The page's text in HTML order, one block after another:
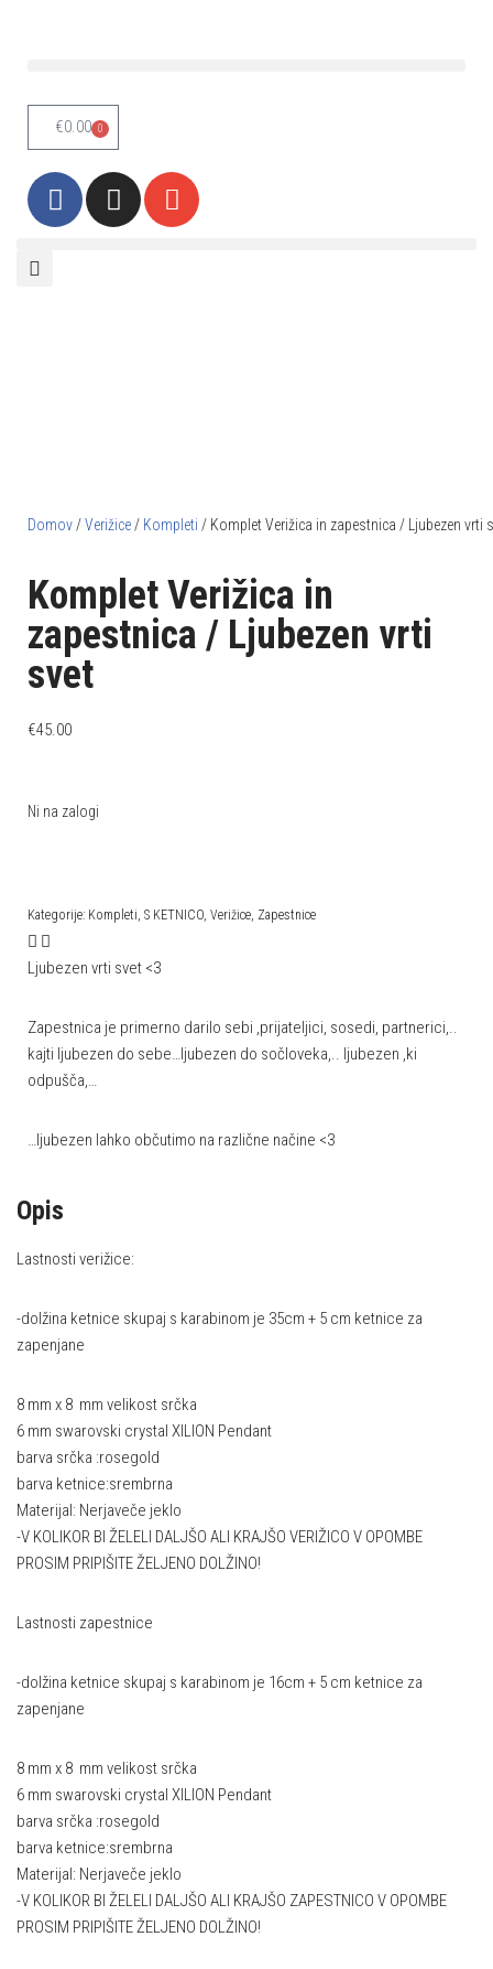
vsebino
€0.00 0
Domov /Verižice / Kompleti / Komplet Verižica in zapestnica / Ljubezen vrti
Komplet Verižica in
zapestnica / Ljubezen vrti
svet
€45.00
Ni na zalogi
Kategorije: Kompleti, S KETNICO, Verižice, Zapestnice
Ljubezen vrti svet <3
Zapestnica je primerno darilo sebi ,prijateljici, sosedi, partnerici,..
kajti ljubezen do sebe…ljubezen do sočloveka,.. ljubezen ,ki
odpušča,…
…ljubezen lahko občutimo na različne načine <3
Opis
Lastnosti verižice:
-dolžina ketnice skupaj s karabinom je 35cm + 5 cm ketnice za
zapenjane
8 mm x 8 mm velikost srčka
6 mm swarovski crystal XILION Pendant
barva srčka :rosegold
barva ketnice:srembrna
Materijal: Nerjaveče jeklo
-V KOLIKOR BI ŽELELI DALJŠO ALI KRAJŠO VERIŽICO V OPOMBE
PROSIM PRIPIŠITE ŽELJENO DOLŽINO!
Lastnosti zapestnice
-dolžina ketnice skupaj s karabinom je 16cm + 5 cm ketnice za
zapenjane
8 mm x 8 mm velikost srčka
6 mm swarovski crystal XILION Pendant
barva srčka :rosegold
barva ketnice:srembrna
Materijal: Nerjaveče jeklo
-V KOLIKOR BI ŽELELI DALJŠO ALI KRAJŠO ZAPESTNICO V OPOMBE
PROSIM PRIPIŠITE ŽELJENO DOLŽINO!